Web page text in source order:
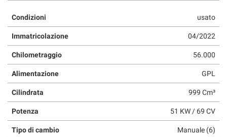
Condizioni usato
Immatricolazione 04/2022
Chilometraggio 56.000
Alimentazione GPL
Cilindrata 999 Cm³
Potenza 51 KW / 69 CV
Tipo di cambio Manuale (6)
funzionamento
questi
strumenti
tracciamento
si
rimanda
alla
cookie
policy.
Puoi